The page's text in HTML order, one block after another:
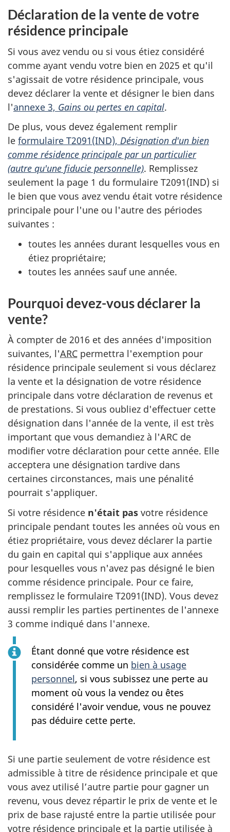
Déclaration de la vente de votre
résidence principale
Si vous avez vendu ou si vous étiez considéré
comme ayant vendu votre bien en 2025 et qu'il
s'agissait de votre résidence principale, vous
devez déclarer la vente et désigner le bien dans
l'annexe 3, Gains ou pertes en capital.
De plus, vous devez également remplir
le formulaire T2091(IND), Désignation d'un bien
comme résidence principale par un particulier
(autre qu'une fiducie personnelle). Remplissez
seulement la page 1 du formulaire T2091(IND) si
le bien que vous avez vendu était votre résidence
principale pour l'une ou l'autre des périodes
suivantes :
toutes les années durant lesquelles vous en
étiez propriétaire;
toutes les années sauf une année.
Pourquoi devez-vous déclarer la
vente?
À compter de 2016 et des années d'imposition
suivantes, l'ARC permettra l'exemption pour
résidence principale seulement si vous déclarez
la vente et la désignation de votre résidence
principale dans votre déclaration de revenus et
de prestations. Si vous oubliez d'effectuer cette
désignation dans l'année de la vente, il est très
important que vous demandiez à l'ARC de
modifier votre déclaration pour cette année. Elle
acceptera une désignation tardive dans
certaines circonstances, mais une pénalité
pourrait s'appliquer.
Si votre résidence n'était pas votre résidence
principale pendant toutes les années où vous en
étiez propriétaire, vous devez déclarer la partie
du gain en capital qui s'applique aux années
pour lesquelles vous n'avez pas désigné le bien
comme résidence principale. Pour ce faire,
remplissez le formulaire T2091(IND). Vous devez
aussi remplir les parties pertinentes de l'annexe
3 comme indiqué dans l'annexe.
Étant donné que votre résidence est
considérée comme un bien à usage
personnel, si vous subissez une perte au
moment où vous la vendez ou êtes
considéré l'avoir vendue, vous ne pouvez
pas déduire cette perte.
Si une partie seulement de votre résidence est
admissible à titre de résidence principale et que
vous avez utilisé l’autre partie pour gagner un
revenu, vous devez répartir le prix de vente et le
prix de base rajusté entre la partie utilisée pour
votre résidence principale et la partie utilisée à